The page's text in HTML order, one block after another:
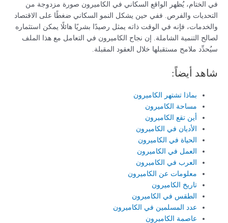
في الختام، يُظهر الواقع السكاني في الكاميرون صورة مزدوجة من
التحديات والفرص. ففي حين يشكل النمو السكاني ضغطًا على الاقتصاد
والخدمات، فإنه في الوقت ذاته يمثل رصيدًا بشريًا هائلًا يمكن استثماره
لصالح التنمية الشاملة. إن نجاح الكاميرون في التعامل مع هذا الملف
سيُحدِّد ملامح مستقبلها خلال العقود المقبلة.
شاهد أيضاً:
بماذا تشتهر الكاميرون
مساحة الكاميرون
أين تقع الكاميرون
الأديان في الكاميرون
الحياة في الكاميرون
العمل في الكاميرون
العرب في الكاميرون
معلومات عن الكاميرون
تاريخ الكاميرون
الطقس في الكاميرون
عدد المسلمين في الكاميرون
عاصمة الكاميرون